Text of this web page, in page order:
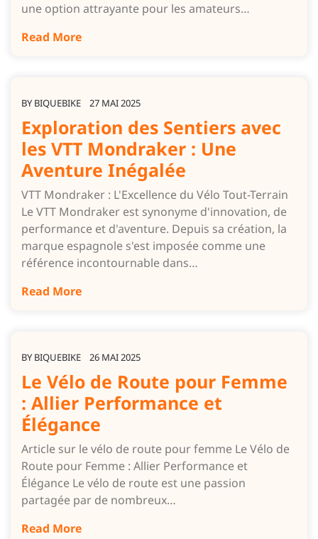
une option attrayante pour les amateurs…
Read More
BY BIQUEBIKE 27 MAI 2025
Exploration des Sentiers avec
les VTT Mondraker : Une
Aventure Inégalée
VTT Mondraker : L'Excellence du Vélo Tout-Terrain
Le VTT Mondraker est synonyme d'innovation, de
performance et d'aventure. Depuis sa création, la
marque espagnole s'est imposée comme une
référence incontournable dans…
Read More
BY BIQUEBIKE 26 MAI 2025
Le Vélo de Route pour Femme
: Allier Performance et
Élégance
Article sur le vélo de route pour femme Le Vélo de
Route pour Femme : Allier Performance et
Élégance Le vélo de route est une passion
partagée par de nombreux…
Read More